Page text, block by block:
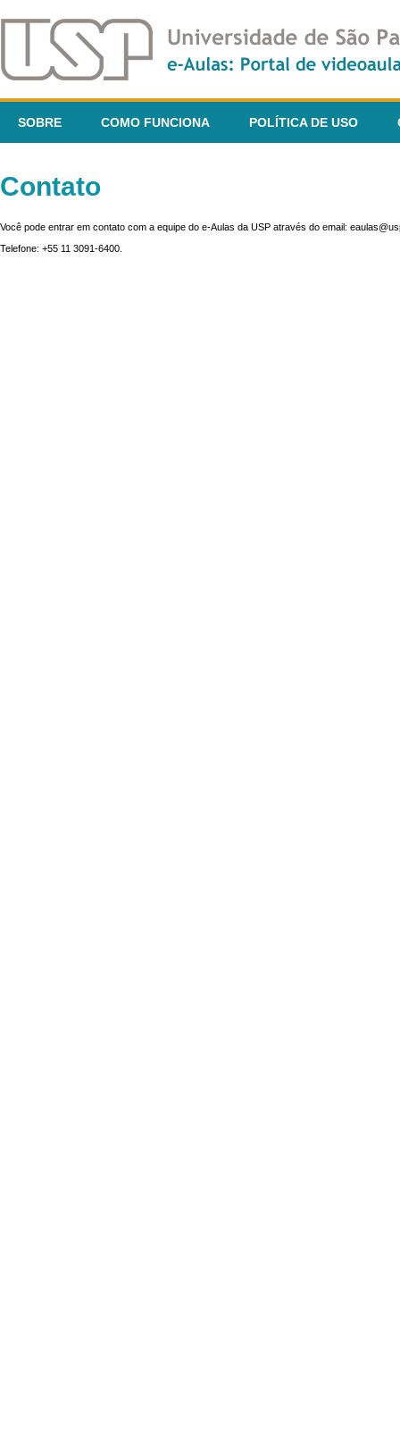
SOBRE COMO FUNCIONA POLÍTICA DE USO
Contato
Você pode entrar em contato com a equipe do e-Aulas da USP através do email:
Telefone: +55 11 3091-6400.